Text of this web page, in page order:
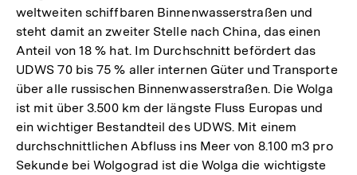
weltweiten schiffbaren Binnenwasserstraßen und
steht damit an zweiter Stelle nach China, das einen
Anteil von 18 % hat. Im Durchschnitt befördert das
UDWS 70 bis 75 % aller internen Güter und Transporte
über alle russischen Binnenwasserstraßen. Die Wolga
ist mit über 3.500 km der längste Fluss Europas und
ein wichtiger Bestandteil des UDWS. Mit einem
durchschnittlichen Abfluss ins Meer von 8.100 m3 pro
Sekunde bei Wolgograd ist die Wolga die wichtigste